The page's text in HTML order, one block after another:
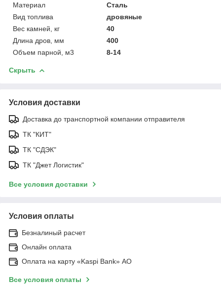
Материал
Сталь
Вид топлива
дровяные
Вес камней, кг
40
Длина дров, мм
400
Объем парной, м3
8-14
Скрыть
Условия доставки
Доставка до транспортной компании отправителя
ТК "КИТ"
ТК "СДЭК"
ТК "Джет Логистик"
Все условия доставки
Условия оплаты
Безналиный расчет
Онлайн оплата
Оплата на карту «Kaspi Bank» АО
Все условия оплаты